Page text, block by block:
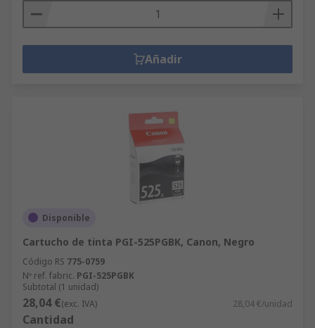
Añadir
Disponible
Cartucho de tinta PGI-525PGBK, Canon, Negro
Código RS 775-0759
Nº ref. fabric. PGI-525PGBK
Subtotal (1 unidad)
28,04 €(exc. IVA) 28,04 €/unidad
Cantidad